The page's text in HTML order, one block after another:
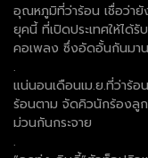
อุณหภูมิที่ว่าร้อน เชื่อว่า
ยุคนี้ ที่เปิดประเทศให้ได้
คอเพลง ซึ่งอัดอั้นกันมา
.
แน่นอนเดือนเม.ย.ที่ว่าร้อ
ร้อนตาม จัดคิวนักร้องลูก
ม่วนกันกระจาย
.